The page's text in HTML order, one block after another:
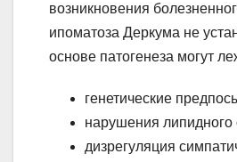
возникновения
ипоматоза Деркума не
основе патогенеза могут
генетические
нарушения липидного
дизрегуляция